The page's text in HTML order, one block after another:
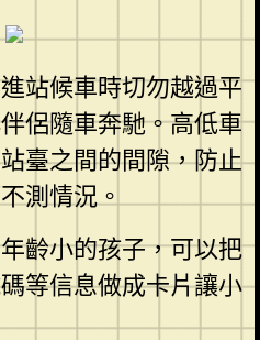
站候車時切勿越過平
侶隨車奔馳。高低車
臺之間的間隙，防止
測情況。
齡小的孩子，可以把
等信息做成卡片讓小